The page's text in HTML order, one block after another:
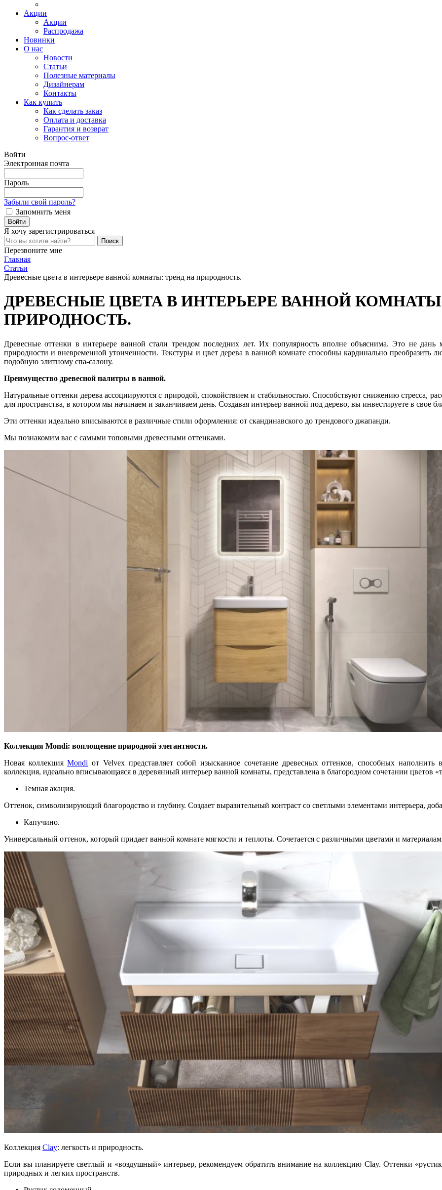
Акции
Акции
Распродажа
Новинки
О нас
Новости
Статьи
Полезные материалы
Дизайнерам
Контакты
Как купить
Как сделать заказ
Оплата и доставка
Гарантия и возврат
Вопрос-ответ
Войти
Электронная почта
Пароль
Забыли свой пароль?
Запомнить меня
Я хочу зарегистрироваться
Перезвоните мне
Главная
Статьи
Древесные цвета в интерьере ванной комнаты: тренд на природность.
ДРЕВЕСНЫЕ ЦВЕТА В ИНТЕРЬЕРЕ ВАННОЙ
ПРИРОДНОСТЬ.
Древесные оттенки в интерьере ванной стали трендом последних лет. Их популярность вполне объяснима. Это не
природности и вневременной утонченности. Текстуры и цвет дерева в ванной комнате способны кардинально преобразить
подобную элитному спа-салону.
Преимущество древесной палитры в ванной.
Натуральные оттенки дерева ассоциируются с природой, спокойствием и стабильностью. Способствуют снижению стресса,
для пространства, в котором мы начинаем и заканчиваем день. Создавая интерьер ванной под дерево, вы инвестируете в свое
Эти оттенки идеально вписываются в различные стили оформления: от скандинавского до трендового джапанди.
Мы познакомим вас с самыми топовыми древесными оттенками.
Коллекция Mondi: воплощение природной элегантности.
Новая коллекцияMondi от Velvex представляет собой изысканное сочетание древесных оттенков, способных
коллекция, идеально вписывающаяся в деревянный интерьер ванной комнаты, представлена в благородном сочетании цветов
Темная акация.
Оттенок, символизирующий благородство и глубину. Создает выразительный контраст со светлыми элементами интерьера,
Капучино.
Универсальный оттенок, который придает ванной комнате мягкости и теплоты. Сочетается с различными цветами и
Коллекция Clay: легкость и природность.
Если вы планируете светлый и «воздушный» интерьер, рекомендуем обратить внимание на коллекцию Clay. Оттенки
природных и легких пространств.